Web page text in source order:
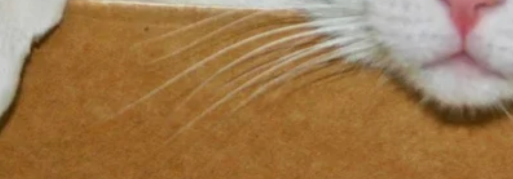
funkcji witryny i witryna nie będzie działać w zamierzony sposób bez
identyfikację osoby.
informacji, które zmieniają wygląd lub funkcjonowanie strony, np.
zrozumieć, w jaki sposób różni użytkownicy zachowują się na stronie,